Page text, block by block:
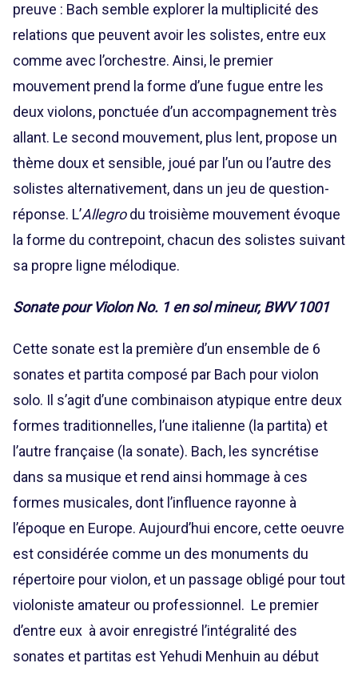
preuve : Bach semble explorer la multiplicité des
relations que peuvent avoir les solistes, entre eux
comme avec l’orchestre. Ainsi, le premier
mouvement prend la forme d’une fugue entre les
deux violons, ponctuée d’un accompagnement très
allant. Le second mouvement, plus lent, propose un
thème doux et sensible, joué par l’un ou l’autre des
solistes alternativement, dans un jeu de question-
réponse. L’Allegrodu troisième mouvement évoque
la forme du contrepoint, chacun des solistes suivant
sa propre ligne mélodique.
Sonate pour Violon No. 1 en sol mineur, BWV 1001
Cette sonate est la première d’un ensemble de 6
sonates et partita composé par Bach pour violon
solo. Il s’agit d’une combinaison atypique entre deux
formes traditionnelles, l’une italienne (la partita) et
l’autre française (la sonate). Bach, les syncrétise
dans sa musique et rend ainsi hommage à ces
formes musicales, dont l’influence rayonne à
l’époque en Europe. Aujourd’hui encore, cette oeuvre
est considérée comme un des monuments du
répertoire pour violon, et un passage obligé pour tout
violoniste amateur ou professionnel. Le premier
d’entre eux à avoir enregistré l’intégralité des
sonates et partitas est Yehudi Menhuin au début